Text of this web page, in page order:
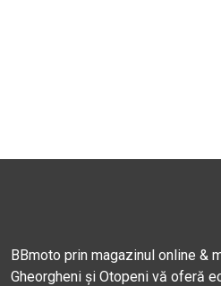
BBmoto prin magazinul online &
Gheorgheni și Otopeni vă oferă